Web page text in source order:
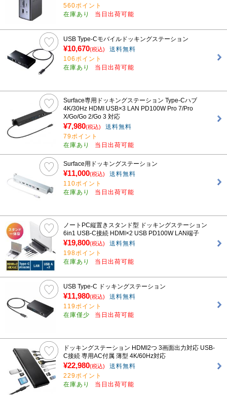
560ポイント
在庫あり
当日出荷可能
USB Type-Cモバイルドッキングステーション
¥10,670(税込)
送料無料
106ポイント
在庫あり
当日出荷可能
Surface専用ドッキングステーション Type-Cハブ
4K/30Hz HDMI USB×3 LAN PD100W Pro 7/Pro
X/Go/Go 2/Go 3 対応
¥7,980(税込)
送料無料
79ポイント
在庫あり
当日出荷可能
Surface用ドッキングステーション
¥11,000(税込)
送料無料
110ポイント
在庫あり
当日出荷可能
ノートPC縦置きスタンド型 ドッキングステーション
6in1 USB-C接続 HDMI×2 USB PD100W LAN端子
¥19,800(税込)
送料無料
198ポイント
在庫あり
当日出荷可能
USB Type-C ドッキングステーション
¥11,980(税込)
送料無料
119ポイント
在庫僅少
当日出荷可能
ドッキングステーション HDMI2つ 3画面出力対応 USB-
C接続 専用AC付属 薄型 4K/60Hz対応
¥22,980(税込)
送料無料
229ポイント
在庫あり
当日出荷可能